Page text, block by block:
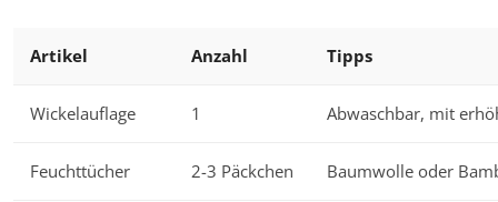
Artikel Anzahl Tipps
Wickelauflage 1 Abwaschbar, mit
Feuchttücher 2-3 Päckchen Baumwolle oder